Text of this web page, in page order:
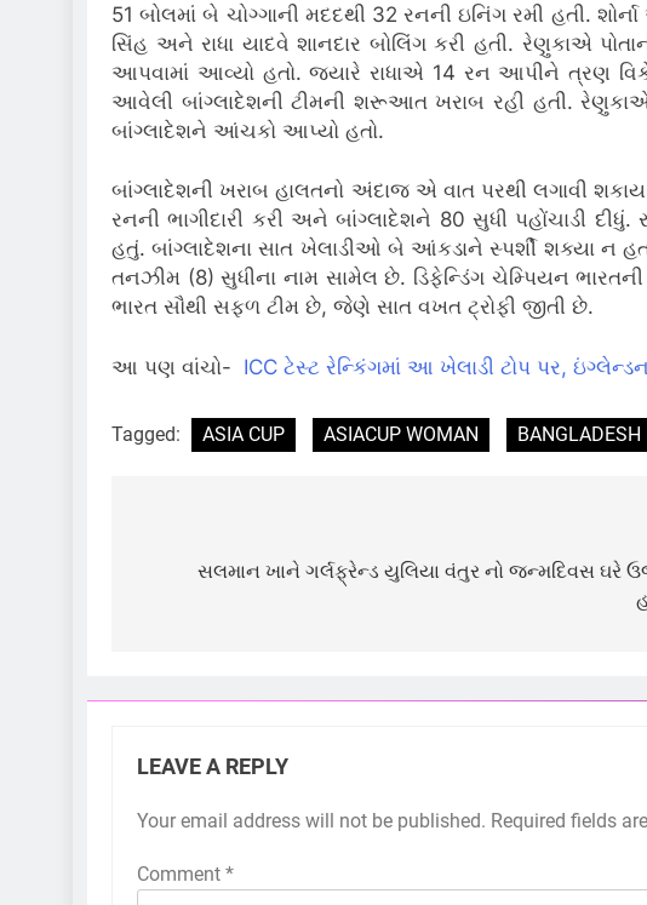
51 બોલમાં બે ચોગ્ગાની મદદથી 32 રનની ઇનિંગ રમી હતી.
સિંહ અને રાધા યાદવે શાનદાર બોલિંગ કરી હતી. રેણુકાએ
આપવામાં આવ્યો હતો. જ્યારે રાધાએ 14 રન આપીને ત્રણ
આવેલી બાંગ્લાદેશની ટીમની શરૂઆત ખરાબ રહી હતી.
બાંગ્લાદેશને આંચકો આપ્યો હતો.
બાંગ્લાદેશની ખરાબ હાલતનો અંદાજ એ વાત પરથી લગાવી
રનની ભાગીદારી કરી અને બાંગ્લાદેશને 80 સુધી પહોંચાડી
હતું. બાંગ્લાદેશના સાત ખેલાડીઓ બે આંકડાને સ્પર્શી શક્યા ન
તનઝીમ (8) સુધીના નામ સામેલ છે. ડિફેન્ડિંગ ચેમ્પિયન
ભારત સૌથી સફળ ટીમ છે, જેણે સાત વખત ટ્રોફી જીતી છે.
આ પણ વાંચો- ICC ટેસ્ટ રેન્કિંગમાં આ ખેલાડી ટોપ પર,
Tagged: ASIA CUP ASIACUP WOMAN BANGLADESH
navigation
સલમાન ખાને ગર્લફ્રેન્ડ યુલિયા વંતુર નો જન્મદિવસ ઘરે
LEAVE A REPLY
Your email address will not be published. Required fields
Comment *